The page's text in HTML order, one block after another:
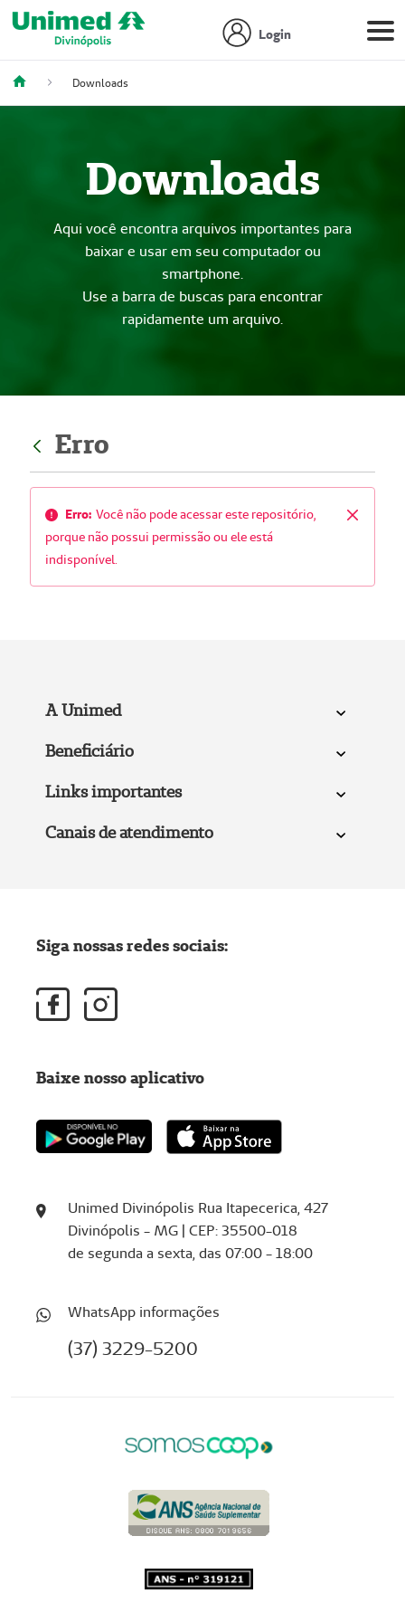
Login
Downloads
Downloads
Aqui você encontra arquivos importantes para
baixar e usar em seu computador ou
smartphone.
Use a barra de buscas para encontrar
rapidamente um arquivo.
Erro
Fechar
Erro: Você não pode acessar este repositório,
porque não possui permissão ou ele está
indisponível.
A Unimed
Beneficiário
Links importantes
Canais de atendimento
Unimed Divinópolis Rua Itapecerica, 427
Divinópolis - MG | CEP: 35500-018
de segunda a sexta, das 07:00 - 18:00
WhatsApp informações
(37) 3229-5200
Siga nossas redes sociais:
Baixe nosso aplicativo